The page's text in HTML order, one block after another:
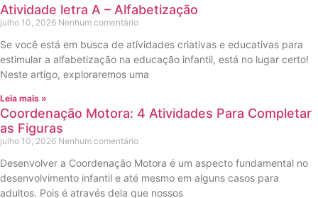
Atividade letra A – Alfabetização
julho 10, 2026 Nenhum comentário
Se você está em busca de atividades criativas e educativas para
estimular a alfabetização na educação infantil, está no lugar certo!
Neste artigo, exploraremos uma
Leia mais »
Coordenação Motora: 4 Atividades Para Completar
as Figuras
julho 10, 2026 Nenhum comentário
Desenvolver a Coordenação Motora é um aspecto fundamental no
desenvolvimento infantil e até mesmo em alguns casos para
adultos. Pois é através dela que nossos